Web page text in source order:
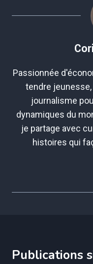
Passionnée
tendre
journalisme
dynamiques du
je partage avec
histoires qui
Publications